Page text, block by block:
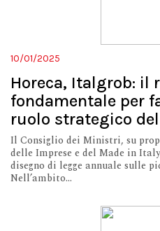
10/01/2025
Horeca, Italgrob: il
fondamentale per
ruolo strategico
Il Consiglio dei Ministri, su
delle Imprese e del Made in
disegno di legge annuale sulle
Nell’ambito...